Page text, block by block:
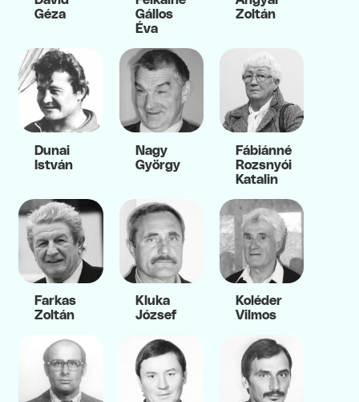
Géza
Gállos
Éva
Zoltán
Dunai
István
Nagy
György
Fábiánné
Rozsnyói
Katalin
Farkas
Zoltán
Kluka
József
Koléder
Vilmos